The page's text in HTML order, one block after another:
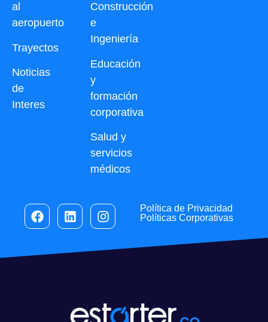
al
aeropuerto
Trayectos
Noticias
de
Interes
Construcción
e
Ingeniería
Educación
y
formación
corporativa
Salud y
servicios
médicos
Política de Privacidad
Políticas Corporativas